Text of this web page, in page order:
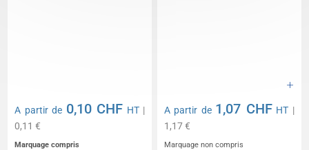
A partir de 0,10 CHF HT|
0,11 €
Marquage compris
A partir de 1,07 CHF HT |
1,17 €
Marquage non compris